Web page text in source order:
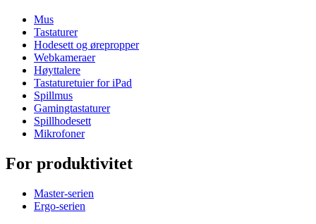
Mus
Tastaturer
Hodesett og ørepropper
Webkameraer
Høyttalere
Tastaturetuier for iPad
Spillmus
Gamingtastaturer
Spillhodesett
Mikrofoner
For produktivitet
Master-serien
Ergo-serien